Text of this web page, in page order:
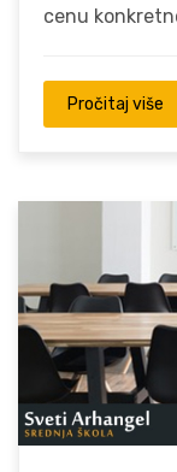
cenu
Pročitaj više